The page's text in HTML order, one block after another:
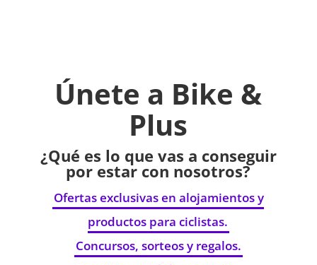
Únete a Bike &
Plus
¿Qué es lo que vas a conseguir
por estar con nosotros?
Ofertas exclusivas en alojamientos y
productos para ciclistas.
Concursos, sorteos y regalos.